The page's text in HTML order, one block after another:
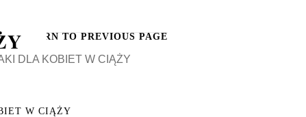
DLA KOBIET W CIĄŻY
RETURN TO PREVIOUS PAGE
W CIĄŻY